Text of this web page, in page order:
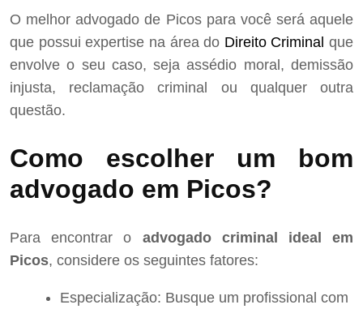
O melhor advogado de Picos para você será aquele
que possui expertise na área do Direito Criminal que
envolve o seu caso, seja assédio moral, demissão
injusta, reclamação criminal ou qualquer outra
questão.
Como escolher um bom
advogado em Picos?
Para encontrar o advogado criminal ideal em
Picos, considere os seguintes fatores:
Especialização: Busque um profissional com